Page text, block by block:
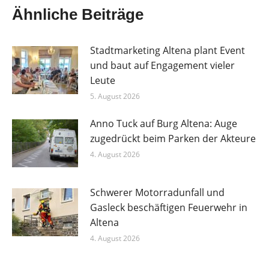
Ähnliche Beiträge
Stadtmarketing Altena plant Event
und baut auf Engagement vieler
Leute
5. August 2026
Anno Tuck auf Burg Altena: Auge
zugedrückt beim Parken der Akteure
4. August 2026
Schwerer Motorradunfall und
Gasleck beschäftigen Feuerwehr in
Altena
4. August 2026